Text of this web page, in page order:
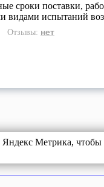
сроки поставки,
видами испытаний
Отзывы: нет
Метрика,